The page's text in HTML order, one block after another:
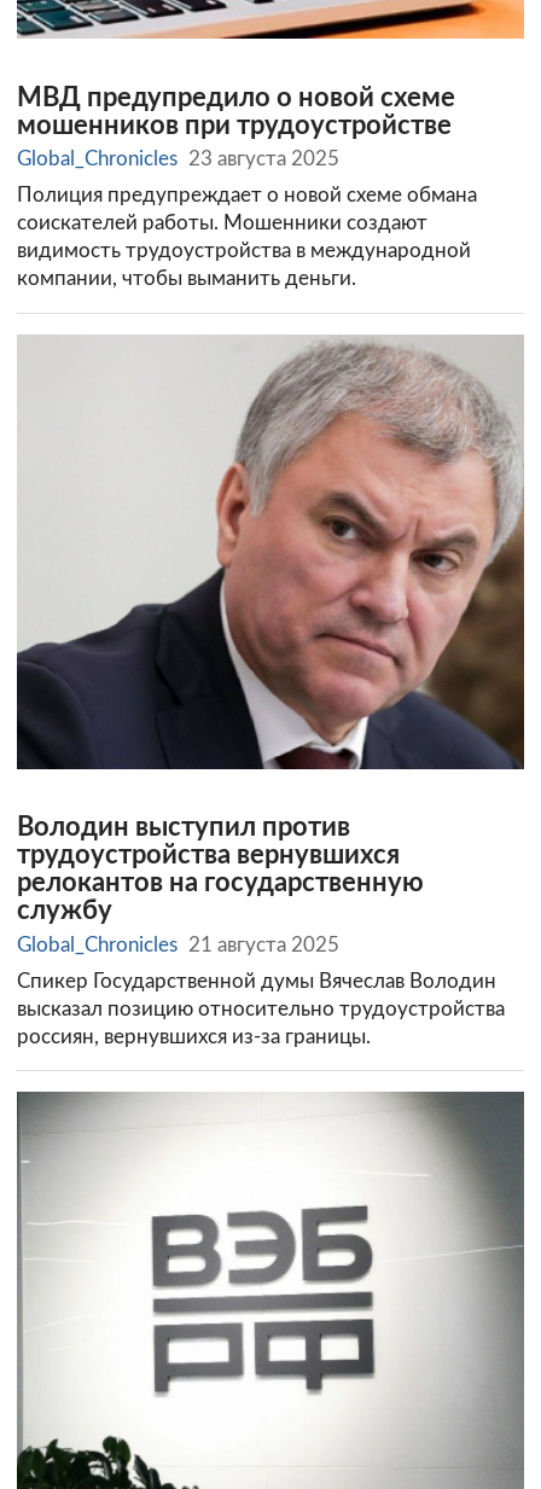
МВД предупредило о новой схеме
мошенников при трудоустройстве
Global_Chronicles 23 августа 2025
Полиция предупреждает о новой схеме обмана
соискателей работы. Мошенники создают
видимость трудоустройства в международной
компании, чтобы выманить деньги.
Володин выступил против
трудоустройства вернувшихся
релокантов на государственную
службу
Global_Chronicles 21 августа 2025
Спикер Государственной думы Вячеслав Володин
высказал позицию относительно трудоустройства
россиян, вернувшихся из-за границы.